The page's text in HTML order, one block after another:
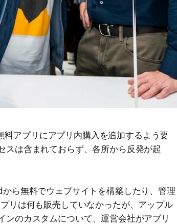
アプリにアプリ内購入を追加するよう要
スは含まれておらず、各所から反発が起
ら無料でウェブサイトを構築したり、管理
リは何も販売していなかったが、アップル
のカスタムについて、運営会社がアプリ